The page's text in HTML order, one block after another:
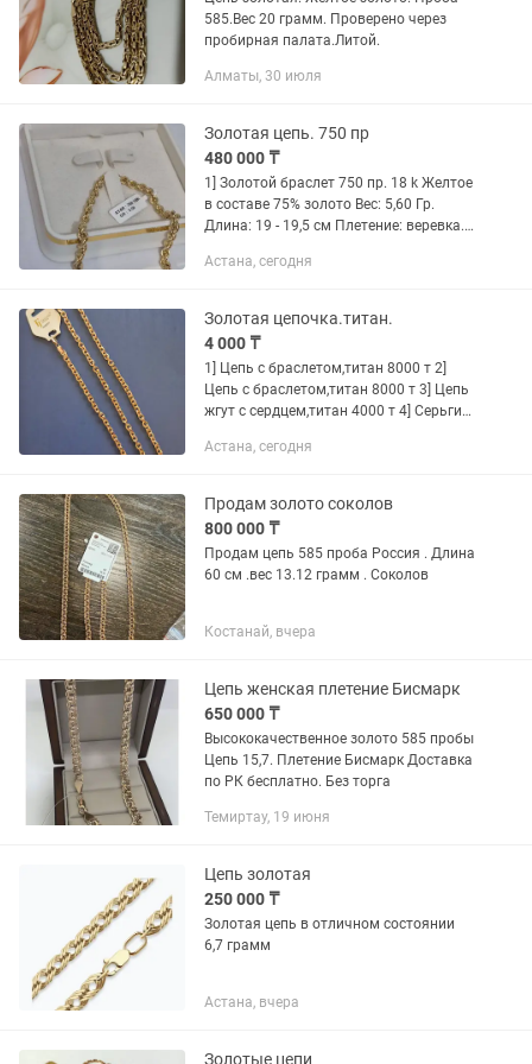
585.Вес 20 грамм. Проверено через
пробирная палата.Литой.
Алматы, 30 июля
Золотая цепь. 750 пр
480 000 ₸
1] Золотой браслет 750 пр. 18 k Желтое
в составе 75% золото Вес: 5,60 Гр.
Длина: 19 - 19,5 см Плетение: веревка.
480.000 т 2] Золотой кулон 22 k
Астана, сегодня
Золотая цепочка.титан.
4 000 ₸
1] Цепь с браслетом,титан 8000 т 2]
Цепь с браслетом,титан 8000 т 3] Цепь
жгут с сердцем,титан 4000 т 4] Серьги
Конго или Калачи 4000 т 6] Серьги
Астана, сегодня
Продам золото соколов
800 000 ₸
Продам цепь 585 проба Россия . Длина
60 см .вес 13.12 грамм . Соколов
Костанай, вчера
Цепь женская плетение Бисмарк
650 000 ₸
Высококачественное золото 585 пробы
Цепь 15,7. Плетение Бисмарк Доставка
по РК бесплатно. Без торга
Темиртау, 19 июня
Цепь золотая
250 000 ₸
Золотая цепь в отличном состоянии
6,7 грамм
Астана, вчера
Золотые цепи